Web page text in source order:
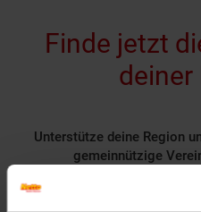
Finde jetzt
deiner
Unterstütze deine Region
gemeinnützige
Rund 1400 gemeinnützige